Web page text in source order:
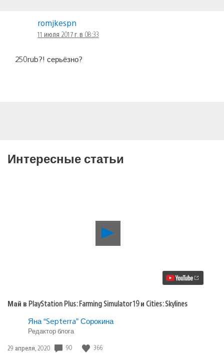
romjkespn
11 июля 2017 г. в 08:33
250rub?! серьёзно?
Интересные статьи
Май
19
Май в PlayStation Plus: Farming Simulator 19 и Cities: Skylines
Яна “Septerra” Сорокина
Редактор блога
Дата
29 апреля, 2020 90 366